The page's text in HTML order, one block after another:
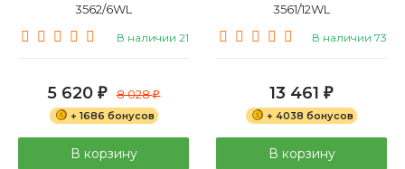
3562/6WL
В наличии 21
5 620 ₽ 8 028₽
+ 1686 бонусов
В корзину
3561/12WL
В наличии 73
13 461 ₽
+ 4038 бонусов
В корзину